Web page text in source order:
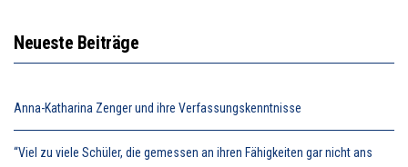
Neueste Beiträge
Anna-Katharina Zenger und ihre Verfassungskenntnisse
“Viel zu viele Schüler, die gemessen an ihren Fähigkeiten gar nicht ans